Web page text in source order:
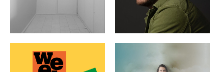
ÉVÉNEMENTS ARCHIVES